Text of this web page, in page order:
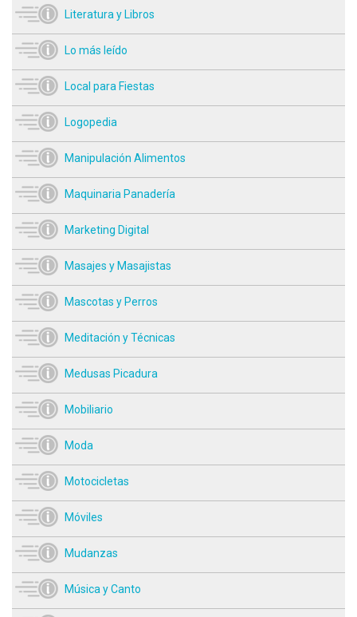
Literatura y Libros
Lo más leído
Local para Fiestas
Logopedia
Manipulación Alimentos
Maquinaria Panadería
Marketing Digital
Masajes y Masajistas
Mascotas y Perros
Meditación y Técnicas
Medusas Picadura
Mobiliario
Moda
Motocicletas
Móviles
Mudanzas
Música y Canto